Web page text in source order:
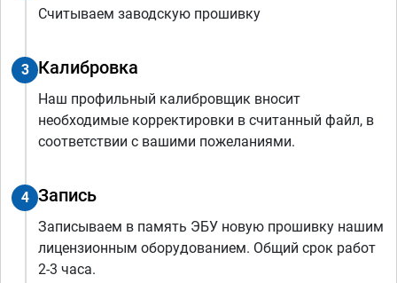
Считываем заводскую прошивку
3 Калибровка
Наш профильный калибровщик вносит
необходимые корректировки в считанный файл, в
соответствии с вашими пожеланиями.
4 Запись
Записываем в память ЭБУ новую прошивку нашим
лицензионным оборудованием. Общий срок работ
2-3 часа.